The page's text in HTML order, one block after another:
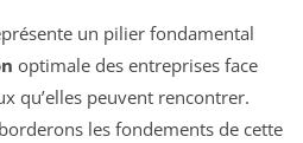
un pilier fondamental
optimale des entreprises face
qu’elles peuvent rencontrer.
les fondements de cette